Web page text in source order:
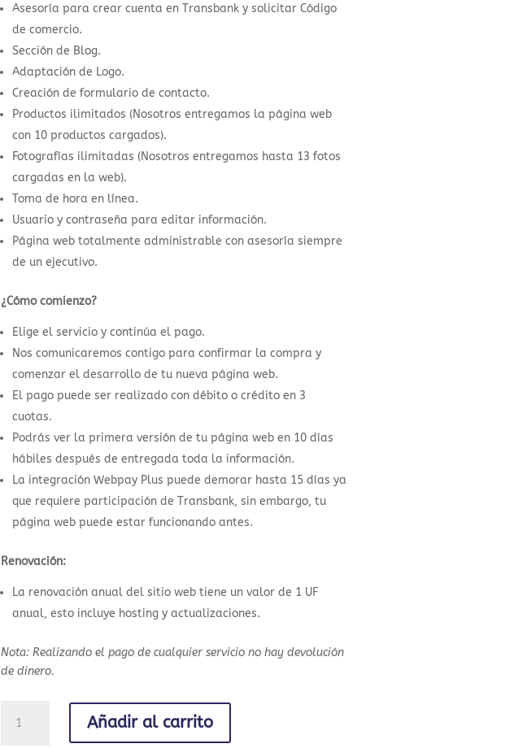
Asesoría para crear cuenta en Transbank y solicitar Código
de comercio.
Sección de Blog.
Adaptación de Logo.
Creación de formulario de contacto.
Productos ilimitados (Nosotros entregamos la página web
con 10 productos cargados).
Fotografías ilimitadas (Nosotros entregamos hasta 13 fotos
cargadas en la web).
Toma de hora en línea.
Usuario y contraseña para editar información.
Página web totalmente administrable con asesoría siempre
de un ejecutivo.
¿Cómo comienzo?
Elige el servicio y continúa el pago.
Nos comunicaremos contigo para confirmar la compra y
comenzar el desarrollo de tu nueva página web.
El pago puede ser realizado con débito o crédito en 3
cuotas.
Podrás ver la primera versión de tu página web en 10 días
hábiles después de entregada toda la información.
La integración Webpay Plus puede demorar hasta 15 días ya
que requiere participación de Transbank, sin embargo, tu
página web puede estar funcionando antes.
Renovación:
La renovación anual del sitio web tiene un valor de 1 UF
anual, esto incluye hosting y actualizaciones.
Nota: Realizando el pago de cualquier servicio no hay devolución
de dinero.
web
Añadir al carrito